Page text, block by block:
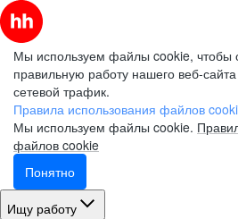
Мы используем файлы cookie, чтобы
правильную работу нашего веб-
сетевой трафик.
Правила использования файлов
Мы используем файлы cookie.
файлов cookie
Понятно
Ищу работу